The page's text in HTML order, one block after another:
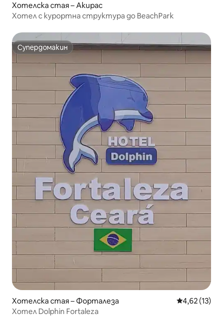
Хотелска стая – Акирас
Хотел с курортна структура до BeachPark
Супердомакин
Супердомакин
Хотелска стая – Форталеза Средна
4,62 (13)
Хотел Dolphin Fortaleza